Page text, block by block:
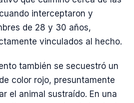
interceptaron y
de 28 y 30 años,
vinculados al hecho.
también se secuestró un
color rojo, presuntamente
el animal sustraído. En una